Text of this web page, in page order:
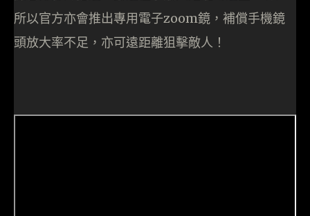
所以官方亦會推出專用電子zoom鏡，補償手機鏡
頭放大率不足，亦可遠距離狙擊敵人！